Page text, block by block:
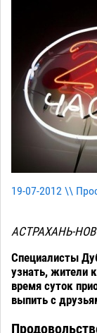
19-07-2012 \\
АСТРАХАНЬ-
Специалисты
узнать, жители
время суток
выпить с